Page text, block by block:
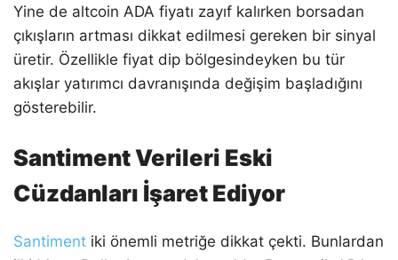
Yine de altcoin ADA fiyatı zayıf kalırken borsadan
çıkışların artması dikkat edilmesi gereken bir sinyal
üretir. Özellikle fiyat dip bölgesindeyken bu tür
akışlar yatırımcı davranışında değişim başladığını
gösterebilir.
Santiment Verileri Eski
Cüzdanları İşaret Ediyor
Santiment iki önemli metriğe dikkat çekti. Bunlardan